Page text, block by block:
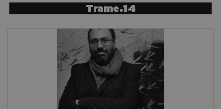
info@tramefestival.itTrame.14